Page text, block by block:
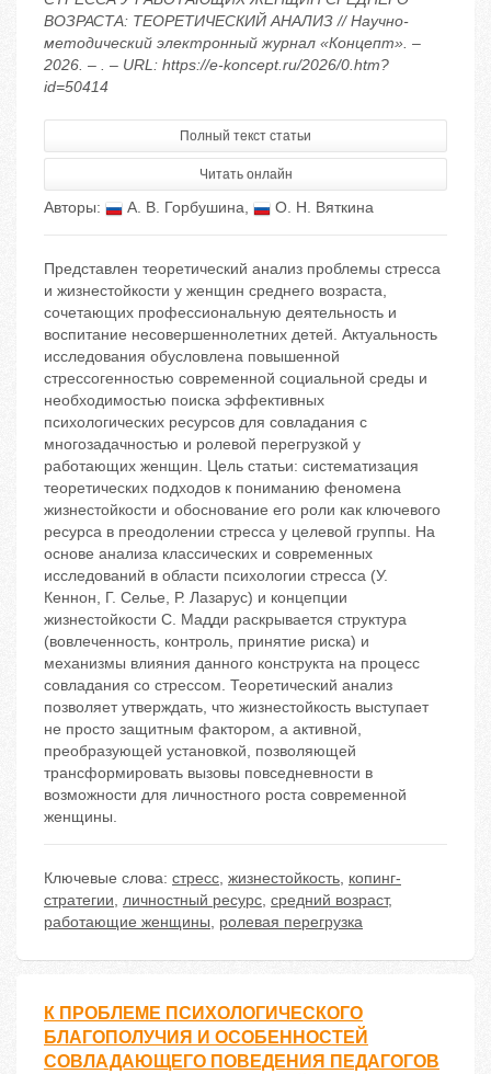
ВОЗРАСТА: ТЕОРЕТИЧЕСКИЙ АНАЛИЗ // Научно-
методический электронный журнал «Концепт». –
2026. – . – URL: https://e-koncept.ru/2026/0.htm?
id=50414
Полный текст статьи
Читать онлайн
Авторы: А. В. Горбушина, О. Н. Вяткина
Представлен теоретический анализ проблемы стресса
и жизнестойкости у женщин среднего возраста,
сочетающих профессиональную деятельность и
воспитание несовершеннолетних детей. Актуальность
исследования обусловлена повышенной
стрессогенностью современной социальной среды и
необходимостью поиска эффективных
психологических ресурсов для совладания с
многозадачностью и ролевой перегрузкой у
работающих женщин. Цель статьи: систематизация
теоретических подходов к пониманию феномена
жизнестойкости и обоснование его роли как ключевого
ресурса в преодолении стресса у целевой группы. На
основе анализа классических и современных
исследований в области психологии стресса (У.
Кеннон, Г. Селье, Р. Лазарус) и концепции
жизнестойкости С. Мадди раскрывается структура
(вовлеченность, контроль, принятие риска) и
механизмы влияния данного конструкта на процесс
совладания со стрессом. Теоретический анализ
позволяет утверждать, что жизнестойкость выступает
не просто защитным фактором, а активной,
преобразующей установкой, позволяющей
трансформировать вызовы повседневности в
возможности для личностного роста современной
женщины.
Ключевые слова: стресс, жизнестойкость, копинг-
стратегии, личностный ресурс, средний возраст,
работающие женщины, ролевая перегрузка
К ПРОБЛЕМЕ ПСИХОЛОГИЧЕСКОГО
БЛАГОПОЛУЧИЯ И ОСОБЕННОСТЕЙ
СОВЛАДАЮЩЕГО ПОВЕДЕНИЯ ПЕДАГОГОВ